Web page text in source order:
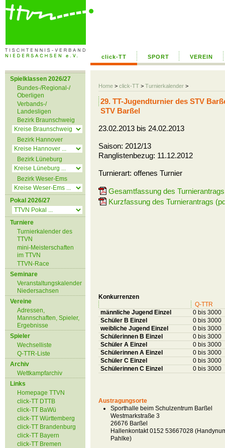
click-TT SPORT VEREIN
Home > click-TT > Turnierkalender >
Spielklassen 2026/27
Bundes-/Regional-/
Oberligen
Verbands-/
Landesligen
Bezirk Braunschweig
Bezirk Hannover
Bezirk Lüneburg
Bezirk Weser-Ems
Pokal 2026/27
Turniere
Turnierkalender des
TTVN
mini-Meisterschaften
im TTVN
TTVN-Race
Seminare
Veranstaltungskalender
Niedersachsen
Vereine
Adressen,
Mannschaften, Spieler,
Ergebnisse
Spieler
Wechselliste
Q-TTR-Liste
Archiv
Wettkampfarchiv
Links
Homepage TTVN
click-TT DTTB
click-TT BaWü
click-TT Württemberg
click-TT Brandenburg
click-TT Bayern
click-TT Bremen
29. TT-Jugendturnier des STV
STV Barßel
23.02.2013 bis 24.02.2013
Saison: 2012/13
Ranglistenbezug: 11.12.2012
Turnierart: offenes Turnier
Gesamtfassung des
Kurzfassung des Turnierantrags
Konkurrenzen
Q-TTR
männliche Jugend Einzel
0 bis 3000
Schüler B Einzel
0 bis 3000
weibliche Jugend Einzel
0 bis 3000
Schülerinnen B Einzel
0 bis 3000
Schüler A Einzel
0 bis 3000
Schülerinnen A Einzel
0 bis 3000
Schüler C Einzel
0 bis 3000
Schülerinnen C Einzel
0 bis 3000
Austragungsorte
Sporthalle beim Schulzentrum Barßel
Westmarkstraße 3
26676 Barßel
Hallenkontakt 0152 53667028
Pahlke)